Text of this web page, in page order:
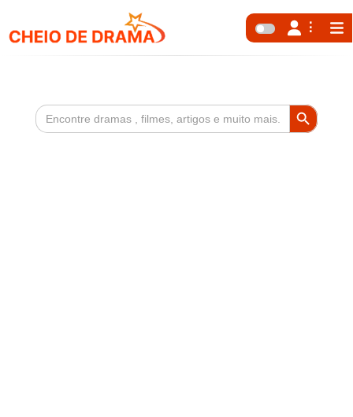
Search
for:
Search Button